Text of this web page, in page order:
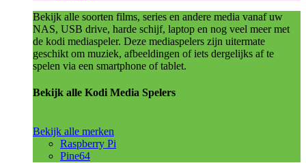
Bekijk alle soorten films, series en andere media vanaf uw
NAS, USB drive, harde schijf, laptop en nog veel meer met
de kodi mediaspeler. Deze mediaspelers zijn uitermate
geschikt om muziek, afbeeldingen of iets dergelijks af te
spelen via een smartphone of tablet.
Bekijk alle Kodi Media Spelers
Bekijk alle merken
Raspberry Pi
Pine64